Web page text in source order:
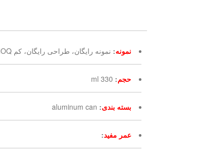
نمونه: نمونه رایگان، طراحی رایگان، کم MOQ
حجم:
330 ml
بسته بندی:
aluminum can
عمر مفید: